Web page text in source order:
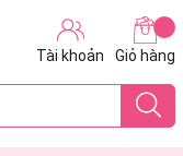
Tài khoản Giỏ hàng